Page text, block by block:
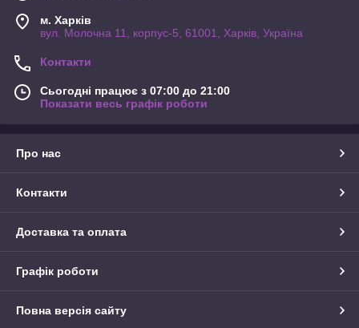
м. Харків
вул. Молочна 11, корпус-5, 61001, Харків, Україна
Контакти
Сьогодні працює з 07:00 до 21:00
Показати весь графік роботи
Про нас
Контакти
Доставка та оплата
Графік роботи
Повна версія сайту